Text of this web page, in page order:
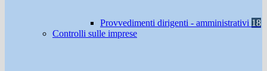
Provvedimenti dirigenti - amministrativi 18
Controlli sulle imprese